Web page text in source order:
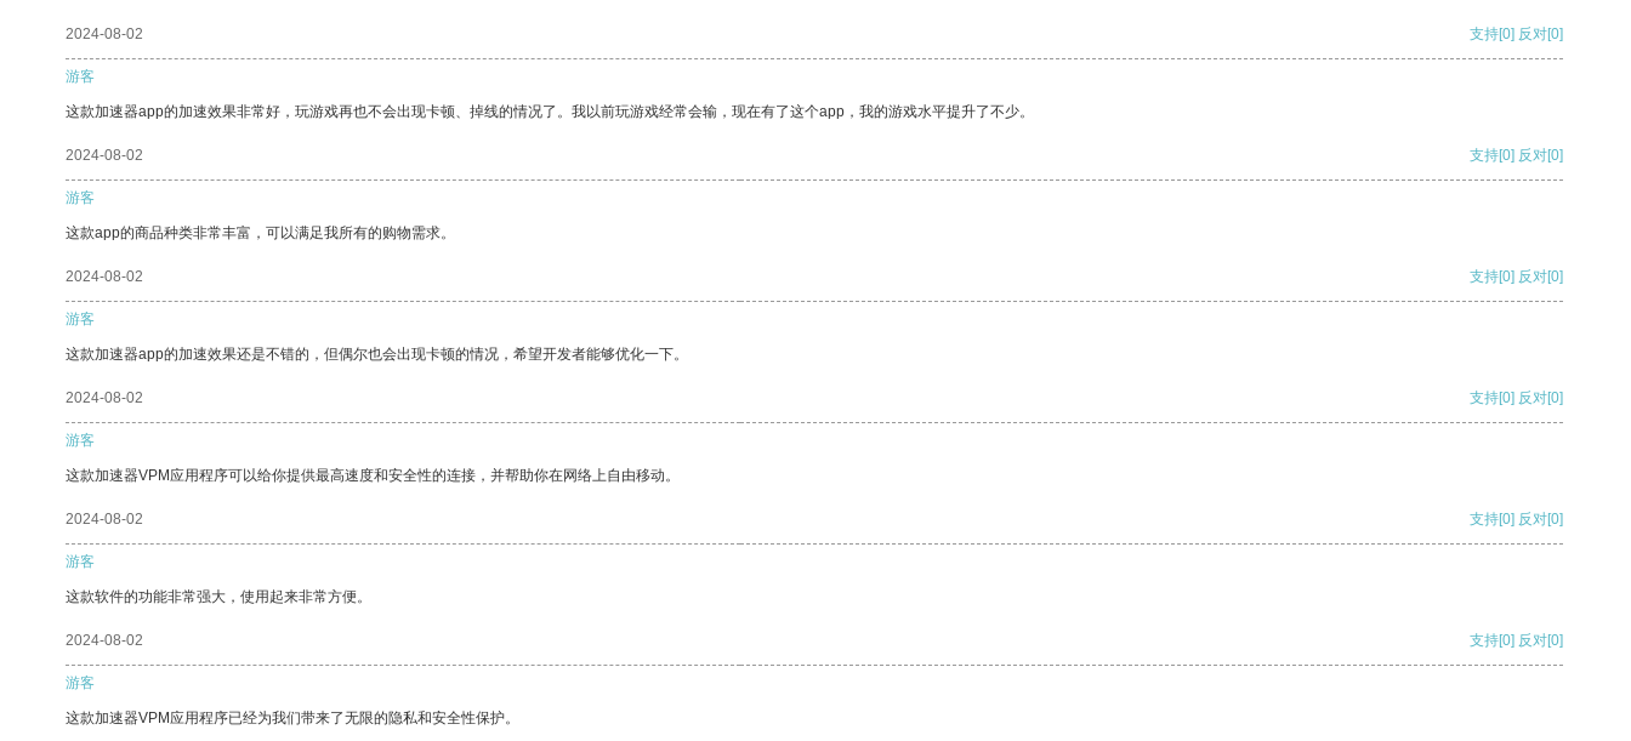
2024-08-02 支持[0] 反对[0]
游客
这款加速器app的加速效果非常好，玩游戏再也不会出现卡顿、掉线的情况了。我以前玩游戏经常会输，现在有了这个app，我的游戏水平提升了不少。
2024-08-02 支持[0] 反对[0]
游客
这款app的商品种类非常丰富，可以满足我所有的购物需求。
2024-08-02 支持[0] 反对[0]
游客
这款加速器app的加速效果还是不错的，但偶尔也会出现卡顿的情况，希望开发者能够优化一下。
2024-08-02 支持[0] 反对[0]
游客
这款加速器VPM应用程序可以给你提供最高速度和安全性的连接，并帮助你在网络上自由移动。
2024-08-02 支持[0] 反对[0]
游客
这款软件的功能非常强大，使用起来非常方便。
2024-08-02 支持[0] 反对[0]
游客
这款加速器VPM应用程序已经为我们带来了无限的隐私和安全性保护。